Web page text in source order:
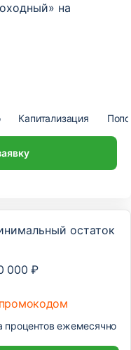
на
Капитализация
остаток
000 ₽
процентов ежемесячно